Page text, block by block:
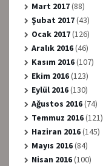
Mart 2017(88)
Şubat 2017(43)
Ocak 2017(126)
Aralık 2016(46)
Kasım 2016(107)
Ekim 2016(123)
Eylül 2016(130)
Ağustos 2016(74)
Temmuz 2016(121)
Haziran 2016(145)
Mayıs 2016(84)
Nisan 2016(100)